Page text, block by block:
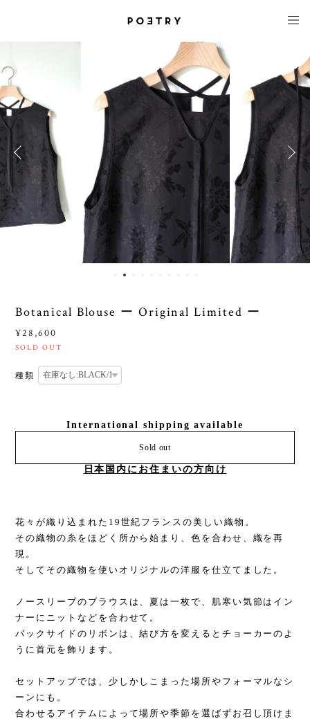
Botanical Blouse ー Original Limited ー
¥28,600
SOLD OUT
種類
International shipping available
Sold out
日本国内にお住まいの方向け
花々が織り込まれた19世紀フランスの美しい織物。
その織物の糸をほどく所から始まり、色を合わせ、織を再
現。
そしてその織物を使いオリジナルの洋服を仕立てました。
ノースリーブのブラウスは、夏は一枚で、肌寒い気節はイン
ナーにニットなどを合わせて。
バックサイドのリボンは、結び方を変えるとチョーカーのよ
うに首元を飾ります。
セットアップでは、少しかしこまった場所やフォーマルなシ
ーンにも。
合わせるアイテムによって場所や季節を選ばずお召し頂けま